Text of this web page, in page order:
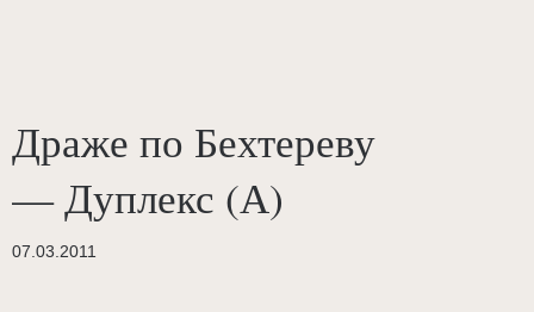
Драже по Бехтереву
— Дуплекс (А)
07.03.2011